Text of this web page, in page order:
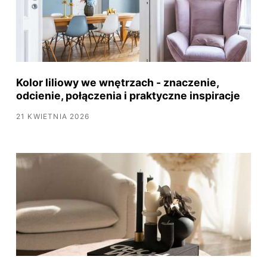
Kolor liliowy we wnętrzach - znaczenie,
odcienie, połączenia i praktyczne inspiracje
21 KWIETNIA 2026